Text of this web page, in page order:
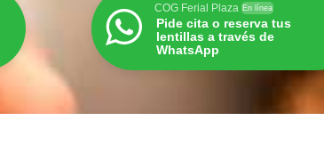
COG Ferial Plaza En línea
Pide cita o reserva tus
lentillas a través de
WhatsApp